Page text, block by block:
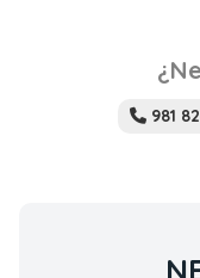
981